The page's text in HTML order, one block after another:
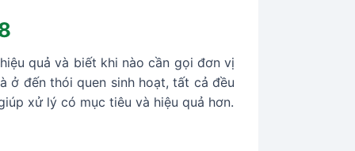
quả và biết khi nào cần gọi đơn vị
ở đến thói quen sinh hoạt, tất cả đều
xử lý có mục tiêu và hiệu quả hơn.